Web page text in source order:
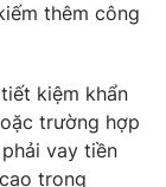
483/GP-BTTTT
Quốc Thắng,
thêm công
kiệm khẩn
trường hợp
vay tiền
trong